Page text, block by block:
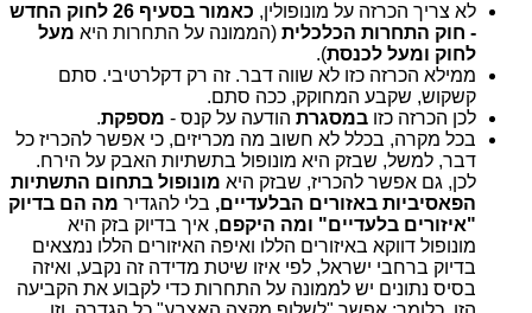
לא צריך הכרזה על מונופולין,
כאמור בסעיף 26 לחוק החדש
- חוק התחרות הכלכלית (הממונה על התחרות היא מעל
לחוק ומעל לכנסת).
ממילא הכרזה כזו לא שווה דבר. זה רק דקלרטיבי. סתם
קשקוש, שקבע המחוקק, ככה סתם.
לכן הכרזה כזו במסגרת הודעה על קנס - מספקת.
בכל מקרה, בכלל לא חשוב מה מכריזים, כי אפשר להכריז כל
דבר, למשל, שבזק היא מונופול בתשתיות האבק על הירח.
לכן, גם אפשר להכריז, שבזק היא מונופול בתחום התשתיות
הפאסיביות באזורים הבלעדיים, בלי להגדיר מה הם בדיוק
"איזורים בלעדיים" ומה היקפם, איך בדיוק בזק היא
מונופול דווקא באיזורים הללו ואיפה האיזורים הללו נמצאים
בדיוק ברחבי ישראל, לפי איזו שיטת מדידה זה נקבע, ואיזה
בסיס נתונים יש לממונה על התחרות כדי לקבוע את הקביעה